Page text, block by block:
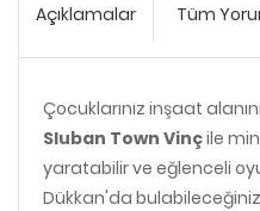
Açıklamalar Tüm
Çocuklarınız inşaat
Sluban Town Vinçile
yaratabilir ve eğlenceli
Dükkan'da